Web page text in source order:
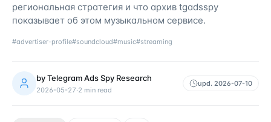
региональная стратегия и что архив tgadsspy
показывает об этом музыкальном сервисе.
#advertiser-profile#soundcloud#music#streaming
byTelegram Ads Spy Research
2026-05-27·2 min read
upd. 2026-07-10